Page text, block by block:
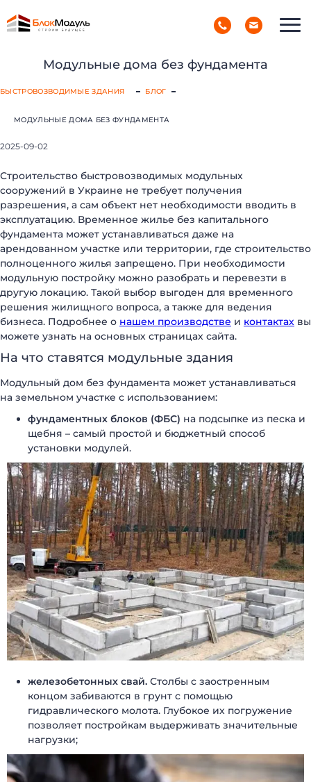
РУС
УКР
БЫСТРЫЕ ДОМА
Каталог
Модульные дома без фундамента
БЫСТРОВОЗВОДИМЫЕ ЗДАНИЯ БЛОГ
МОДУЛЬНЫЕ ДОМА БЕЗ ФУНДАМЕНТА
2025-09-02
Строительство быстровозводимых модульных
сооружений в Украине не требует получения
разрешения, а сам объект нет необходимости вводить в
эксплуатацию. Временное жилье без капитального
фундамента может устанавливаться даже на
арендованном участке или территории, где строительство
полноценного жилья запрещено. При необходимости
модульную постройку можно разобрать и перевезти в
другую локацию. Такой выбор выгоден для временного
решения жилищного вопроса, а также для ведения
бизнеса. Подробнее о нашем производстве и контактах вы
можете узнать на основных страницах сайта.
На что ставятся модульные здания
Модульный дом без фундамента может устанавливаться
на земельном участке с использованием:
фундаментных блоков (ФБС) на подсыпке из песка и
щебня – самый простой и бюджетный способ
установки модулей.
железобетонных свай. Столбы с заостренным
концом забиваются в грунт с помощью
гидравлического молота. Глубокое их погружение
позволяет постройкам выдерживать значительные
нагрузки;